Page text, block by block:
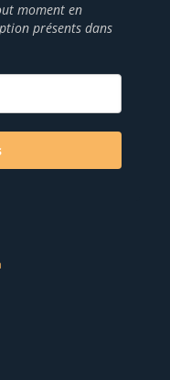
moment en
présents dans